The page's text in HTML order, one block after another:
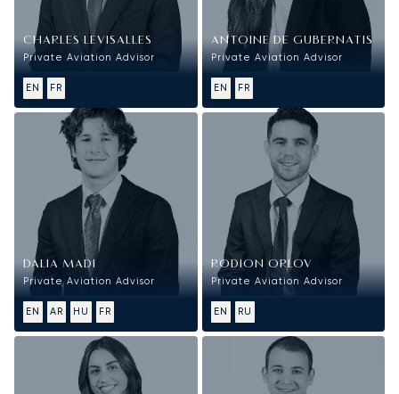
CHARLES LEVISALLES
Private Aviation Advisor
EN FR
ANTOINE DE GUBERNATIS
Private Aviation Advisor
EN FR
DALIA MADI
Private Aviation Advisor
EN AR HU FR
RODION ORLOV
Private Aviation Advisor
EN RU